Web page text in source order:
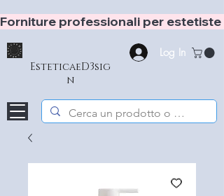
Forniture professionali per
EsteticaeD3sig
n
Log In